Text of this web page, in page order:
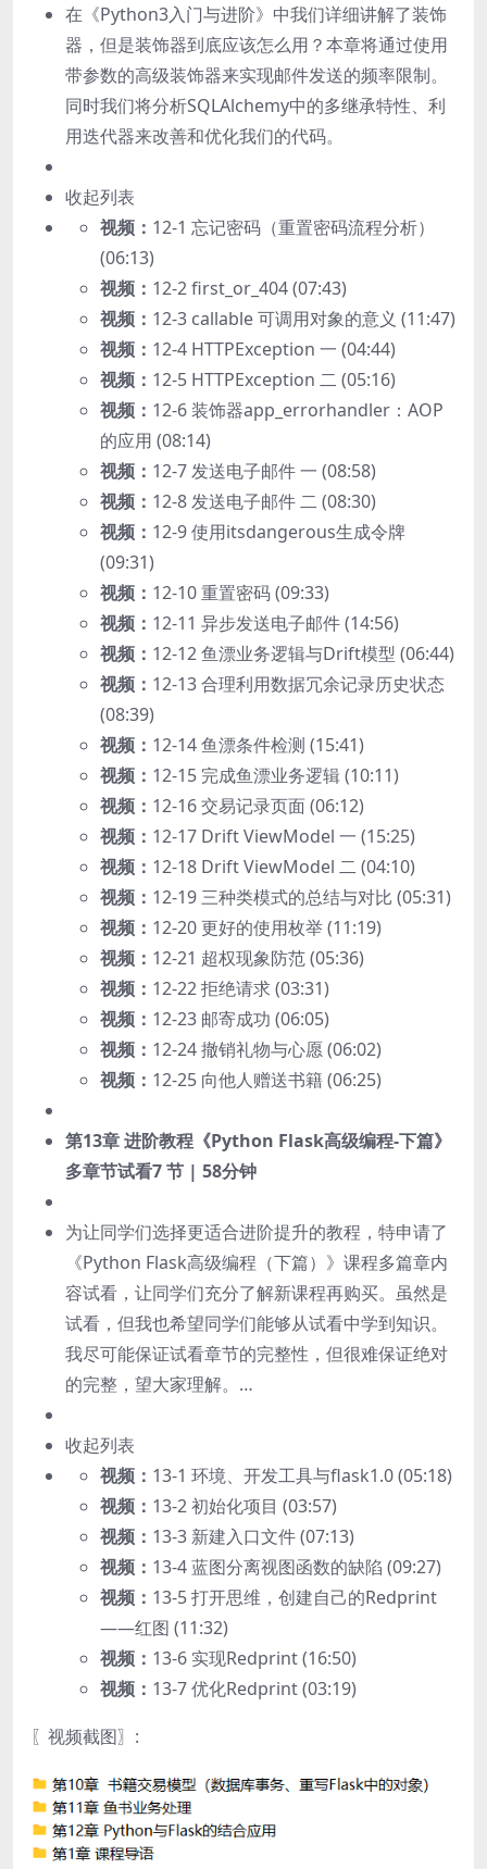
在《Python3入门与进阶》中我们详细讲解了装饰
器，但是装饰器到底应该怎么用？本章将通过使用
带参数的高级装饰器来实现邮件发送的频率限制。
同时我们将分析SQLAlchemy中的多继承特性、利
用迭代器来改善和优化我们的代码。
收起列表
视频： 12-1 忘记密码（重置密码流程分析）
(06:13)
视频： 12-2 first_or_404 (07:43)
视频： 12-3 callable 可调用对象的意义 (11:47)
视频： 12-4 HTTPException 一 (04:44)
视频： 12-5 HTTPException 二 (05:16)
视频： 12-6 装饰器app_errorhandler：AOP
的应用 (08:14)
视频： 12-7 发送电子邮件 一 (08:58)
视频： 12-8 发送电子邮件 二 (08:30)
视频： 12-9 使用itsdangerous生成令牌
(09:31)
视频： 12-10 重置密码 (09:33)
视频： 12-11 异步发送电子邮件 (14:56)
视频： 12-12 鱼漂业务逻辑与Drift模型 (06:44)
视频： 12-13 合理利用数据冗余记录历史状态
(08:39)
视频： 12-14 鱼漂条件检测 (15:41)
视频： 12-15 完成鱼漂业务逻辑 (10:11)
视频： 12-16 交易记录页面 (06:12)
视频： 12-17 Drift ViewModel 一 (15:25)
视频： 12-18 Drift ViewModel 二 (04:10)
视频： 12-19 三种类模式的总结与对比 (05:31)
视频： 12-20 更好的使用枚举 (11:19)
视频： 12-21 超权现象防范 (05:36)
视频： 12-22 拒绝请求 (03:31)
视频： 12-23 邮寄成功 (06:05)
视频： 12-24 撤销礼物与心愿 (06:02)
视频： 12-25 向他人赠送书籍 (06:25)
第13章 进阶教程《Python Flask高级编程-下篇》
多章节试看7 节 | 58分钟
为让同学们选择更适合进阶提升的教程，特申请了
《Python Flask高级编程（下篇）》课程多篇章内
容试看，让同学们充分了解新课程再购买。虽然是
试看，但我也希望同学们能够从试看中学到知识。
我尽可能保证试看章节的完整性，但很难保证绝对
的完整，望大家理解。…
收起列表
视频： 13-1 环境、开发工具与flask1.0 (05:18)
视频： 13-2 初始化项目 (03:57)
视频： 13-3 新建入口文件 (07:13)
视频： 13-4 蓝图分离视图函数的缺陷 (09:27)
视频： 13-5 打开思维，创建自己的Redprint
——红图 (11:32)
视频： 13-6 实现Redprint (16:50)
视频： 13-7 优化Redprint (03:19)
〖视频截图〗: